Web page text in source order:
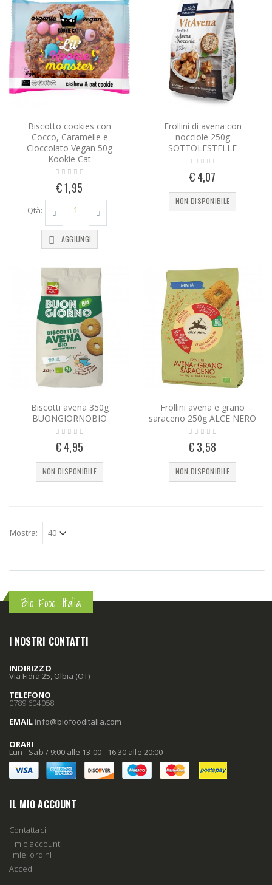
Biscotto cookies con
Cocco, Caramelle e
Cioccolato Vegan 50g
Kookie Cat
€ 1,95
Qtà:
AGGIUNGI
Frollini di avena con
nocciole 250g
SOTTOLESTELLE
€ 4,07
NON DISPONIBILE
Biscotti avena 350g
BUONGIORNOBIO
€ 4,95
NON DISPONIBILE
Frollini avena e grano
saraceno 250g ALCE NERO
€ 3,58
NON DISPONIBILE
Mostra:
Bio Food Italia
I NOSTRI CONTATTI
INDIRIZZO
Via Fidia 25, Olbia (OT)
TELEFONO
0789 604058
EMAIL info@biofooditalia.com
ORARI
Lun - Sab / 9:00 alle 13:00 - 16:30 alle 20:00
IL MIO ACCOUNT
Contattaci
Il mio account
I miei ordini
Accedi